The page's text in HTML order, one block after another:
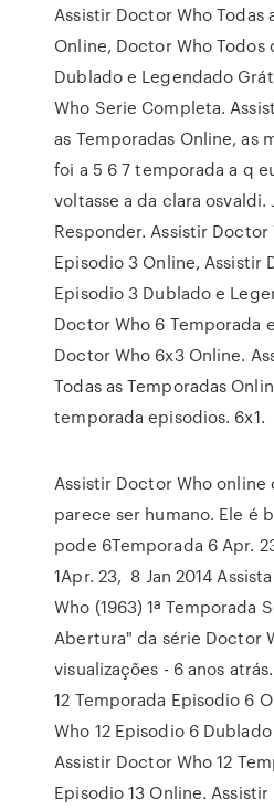
Assistir Doctor Who Todas
Online, Doctor Who Todos
Dublado e Legendado
Who Serie Completa.
as Temporadas Online, as
foi a 5 6 7 temporada a q
voltasse a da clara osvaldi.
Responder. Assistir Doctor
Episodio 3 Online, Assistir
Episodio 3 Dublado e
Doctor Who 6 Temporada
Doctor Who 6x3 Online.
Todas as Temporadas
temporada episodios. 6x1.
Assistir Doctor Who
parece ser humano. Ele é
pode 6Temporada 6 Apr.
1Apr. 23, 8 Jan 2014
Who (1963) 1ª Temporada
Abertura" da série Doctor
visualizações - 6 anos
12 Temporada Episodio 6
Who 12 Episodio 6
Assistir Doctor Who 12
Episodio 13 Online. Assistir